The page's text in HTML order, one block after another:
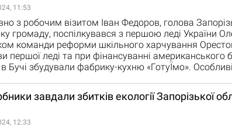
11:53
з робочим візитом Іван Федоров, голова
громаду, поспілкувався з першою леді України
команди реформи шкільного харчування
першої леді та при фінансуванні американського
Бучі збудували фабрику-кухню «ГотуЇмо».
завдали збитків екології Запорізької
12:33